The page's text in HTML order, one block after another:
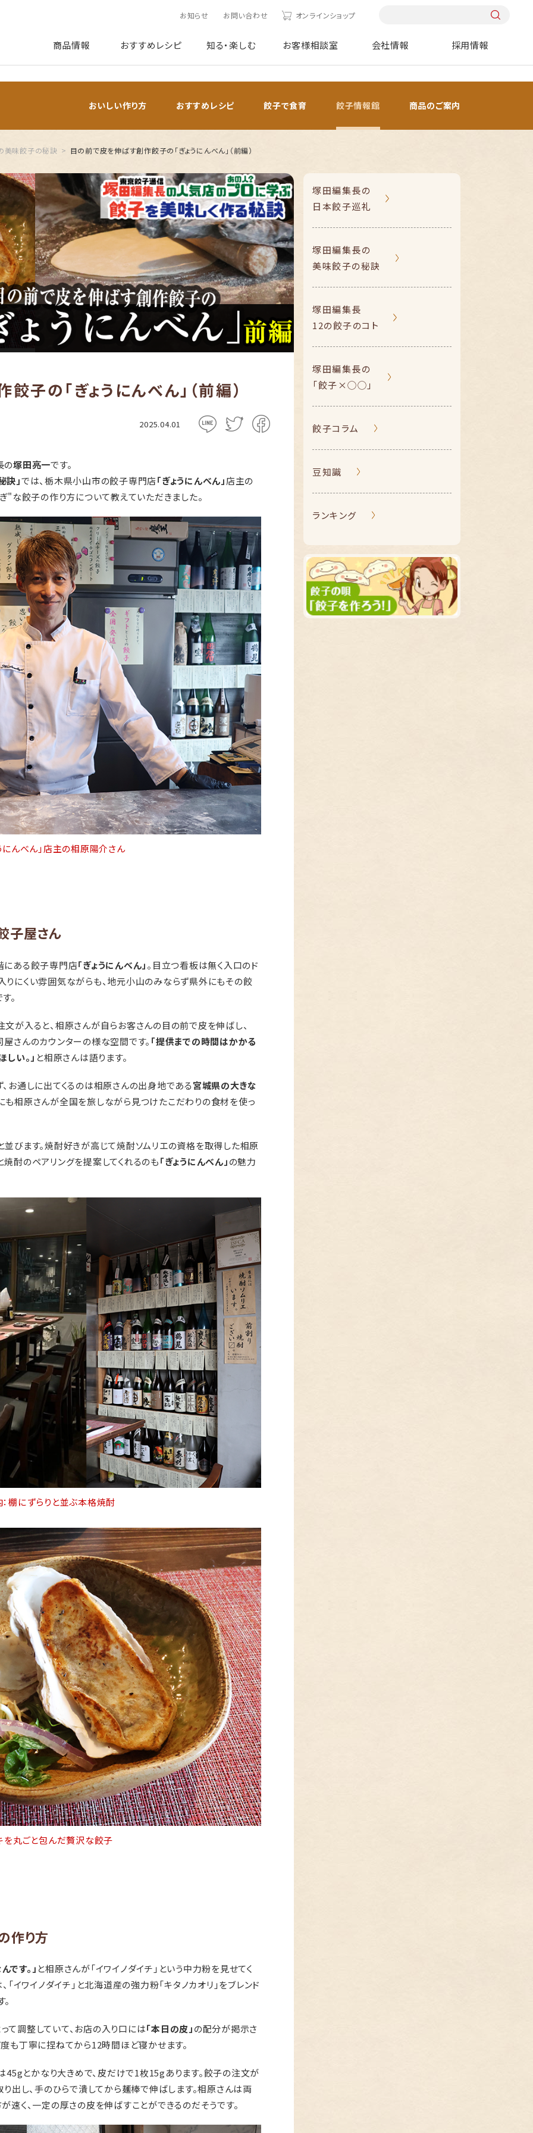
お知らせ お問い合わせ オンラインショップ
商品情報 おすすめレシピ 知る・楽しむ お客様相談室 会社情報 採用情報
おいしい作り方 おすすめレシピ 餃子で食育 餃子情報館 商品のご案内
美味餃子の秘訣 目の前で皮を伸ばす創作餃子の「ぎょうにんべん」（前編）
子の「ぎょうにんべん」（前編）
2025.04.01
の塚田亮一です。
訣」では、栃木県小山市の餃子専門店「ぎょうにんべん」店主の
"な餃子の作り方について教えていただきました。
にんべん」店主の相原陽介さん
子屋さん
にある餃子専門店「ぎょうにんべん」。目立つ看板は無く入口のド
にくい雰囲気ながらも、地元小山のみならず県外にもその餃
。
が入ると、相原さんが自らお客さんの目の前で皮を伸ばし、
さんのカウンターの様な空間です。 「提供までの時間はかかる
い。」 と相原さんは語ります。
お通しに出てくるのは相原さんの出身地である宮城県の大きな
も相原さんが全国を旅しながら見つけたこだわりの食材を使っ
並びます。焼酎好きが高じて焼酎ソムリエの資格を取得した相原
酎のペアリングを提案してくれるのも「ぎょうにんべん」の魅力
棚にずらりと並ぶ本格焼酎
を丸ごと包んだ贅沢な餃子
作り方
す。」 と相原さんが「イワイノダイチ」という中力粉を見せてく
「イワイノダイチ」と北海道産の強力粉「キタノカオリ」をブレンド
調整していて、お店の入り口には「本日の皮」の配分が掲示さ
も丁寧に捏ねてから12時間ほど寝かせます。
45gとかなり大きめで、皮だけで1枚15gあります。餃子の注文が
出し、手のひらで潰してから麺棒で伸ばします。相原さんは両
速く、一定の厚さの皮を伸ばすことができるのだそうです。
塚田編集長の
日本餃子巡礼
塚田編集長の
美味餃子の秘訣
塚田編集長
12の餃子のコト
塚田編集長の
「餃子×◯◯」
餃子コラム
豆知識
ランキング